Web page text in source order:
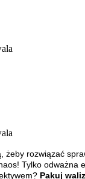
żeby rozwiązać
Tylko odważna
Pakuj